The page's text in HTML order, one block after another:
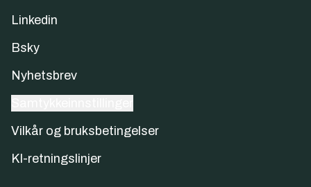
Linkedin
Bsky
Nyhetsbrev
Vilkår og bruksbetingelser
KI-retningslinjer